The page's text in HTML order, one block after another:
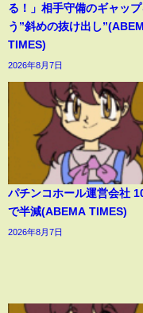
る！」相手守備のギャップ
う”斜めの抜け出し
TIMES)
2026年8月7日
パチンコホール運営会社
で半減(ABEMA TIMES)
2026年8月7日